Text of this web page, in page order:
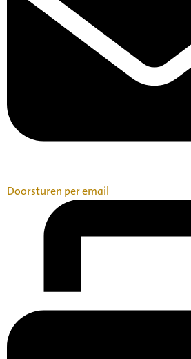
Doorsturen per email